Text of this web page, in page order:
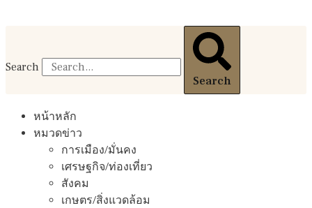
Search
Search
หน้าหลัก
หมวดข่าว
การเมือง/มั่นคง
เศรษฐกิจ/ท่องเที่ยว
สังคม
เกษตร/สิ่งแวดล้อม